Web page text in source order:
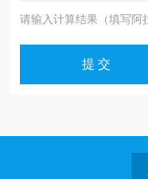
请输入计算结果（填写阿